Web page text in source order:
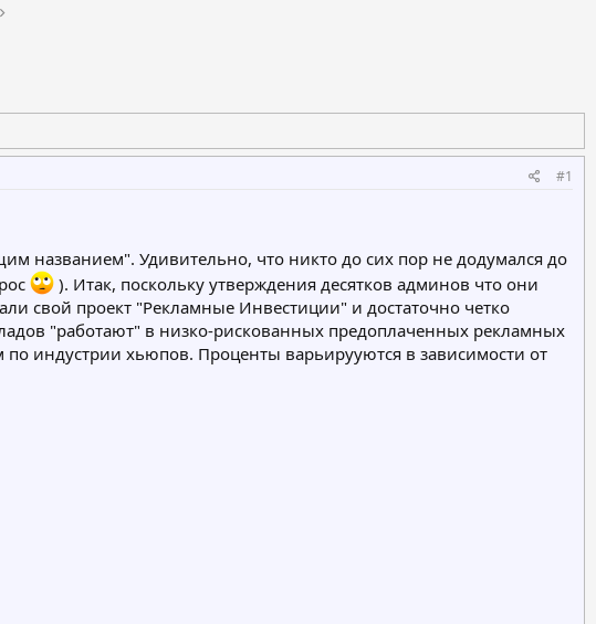
#1
названием". Удивительно, что никто до сих пор не додумался до
). Итак, поскольку утверждения десятков админов что они
свой проект "Рекламные Инвестиции" и достаточно четко
"работают" в низко-рискованных предоплаченных рекламных
индустрии хьюпов. Проценты варьирууются в зависимости от